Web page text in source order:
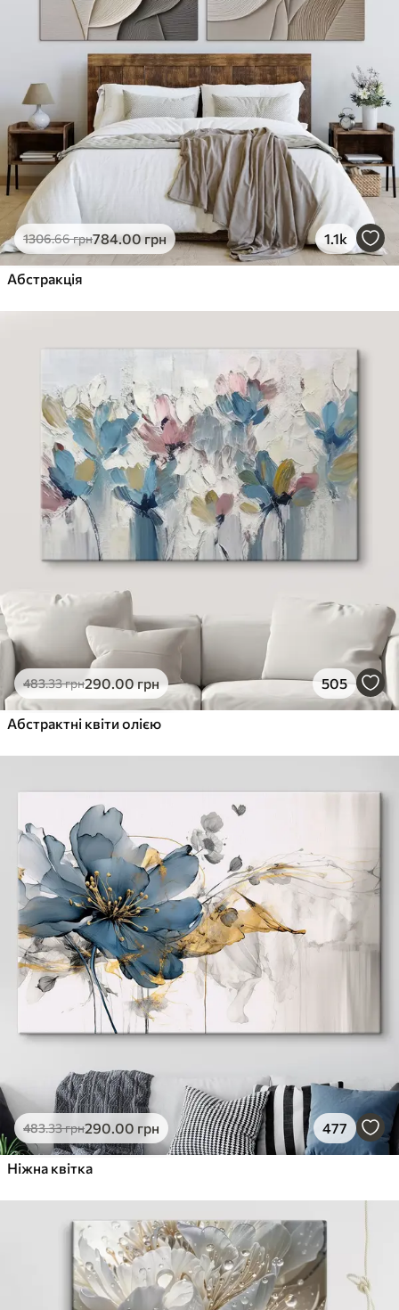
1306.66грн784.00грн 1.1k
Абстракція
483.33грн290.00грн 505
Абстрактні квіти олією
483.33грн290.00 грн 477
Ніжна квітка